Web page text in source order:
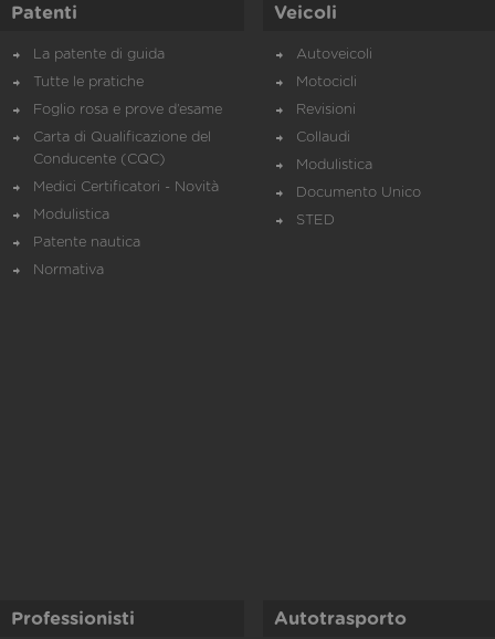
Patenti
La patente di guida
Tutte le pratiche
Foglio rosa e prove d’esame
Carta di Qualificazione del
Conducente (CQC)
Medici Certificatori - Novità
Modulistica
Patente nautica
Normativa
Veicoli
Autoveicoli
Motocicli
Revisioni
Collaudi
Modulistica
Documento Unico
STED
Professionisti Autotrasporto